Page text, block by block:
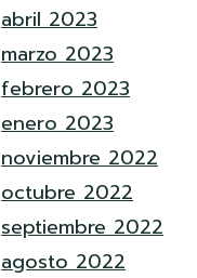
abril 2023
marzo 2023
febrero 2023
enero 2023
noviembre 2022
octubre 2022
septiembre 2022
agosto 2022